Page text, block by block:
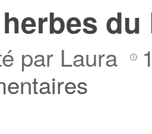
par Laura